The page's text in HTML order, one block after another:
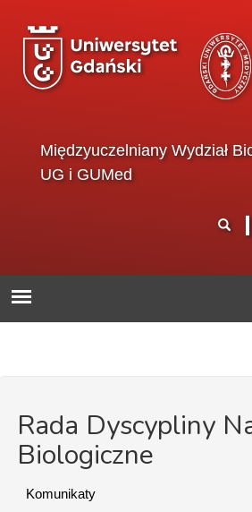
Międzyuczelniany Wydział
UG i GUMed
Rada Dyscypliny
Biologiczne
Komunikaty